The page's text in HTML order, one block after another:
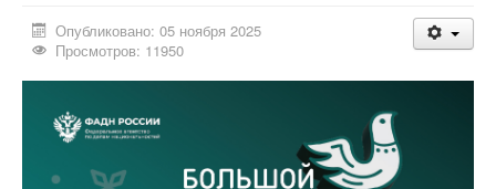
Опубликовано: 05 ноября 2025
Просмотров: 11950